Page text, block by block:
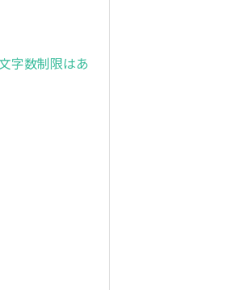
字数制限はあ